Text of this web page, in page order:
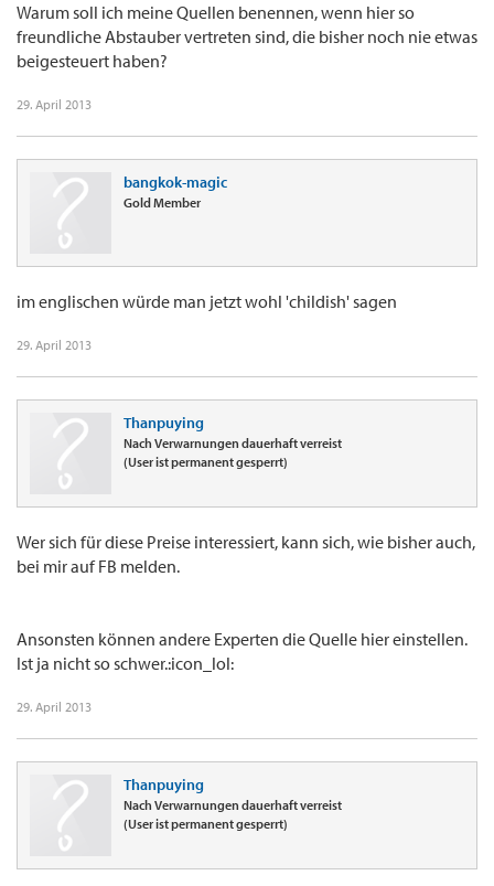
Warum soll ich meine Quellen benennen, wenn hier so
freundliche Abstauber vertreten sind, die bisher noch nie etwas
beigesteuert haben?
29. April 2013
bangkok-magic
Gold Member
im englischen würde man jetzt wohl 'childish' sagen
29. April 2013
Thanpuying
Nach Verwarnungen dauerhaft verreist
(User ist permanent gesperrt)
Wer sich für diese Preise interessiert, kann sich, wie bisher auch,
bei mir auf FB melden.
Ansonsten können andere Experten die Quelle hier einstellen.
Ist ja nicht so schwer.:icon_lol:
29. April 2013
Thanpuying
Nach Verwarnungen dauerhaft verreist
(User ist permanent gesperrt)